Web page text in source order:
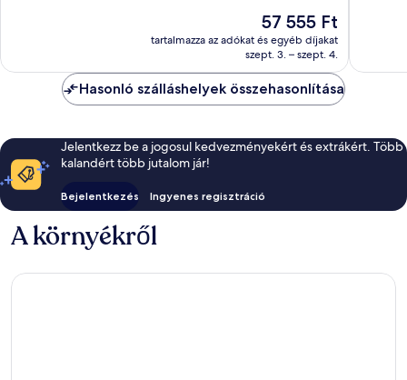
Az
ár
57 555 Ft
57 555 Ft
tartalmazza az adókat és egyéb díjakat
szept. 3. – szept. 4.
Hasonló szálláshelyek összehasonlítása
Jelentkezz be a jogosul kedvezményekért és extrákért. Több
kalandért több jutalom jár!
Bejelentkezés Ingyenes regisztráció
A környékről